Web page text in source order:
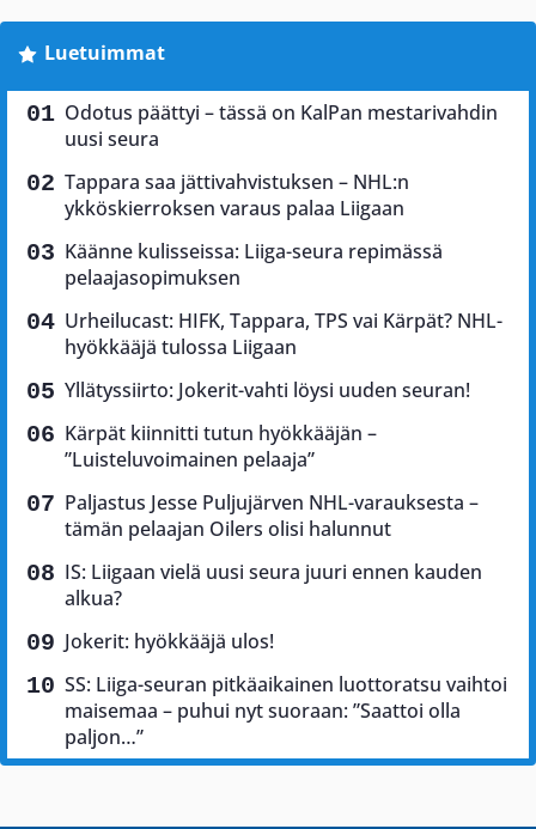
Luetuimmat
Odotus päättyi – tässä on KalPan mestarivahdin
uusi seura
Tappara saa jättivahvistuksen – NHL:n
ykköskierroksen varaus palaa Liigaan
Käänne kulisseissa: Liiga-seura repimässä
pelaajasopimuksen
Urheilucast: HIFK, Tappara, TPS vai Kärpät? NHL-
hyökkääjä tulossa Liigaan
Yllätyssiirto: Jokerit-vahti löysi uuden seuran!
Kärpät kiinnitti tutun hyökkääjän –
”Luisteluvoimainen pelaaja”
Paljastus Jesse Puljujärven NHL-varauksesta –
tämän pelaajan Oilers olisi halunnut
IS: Liigaan vielä uusi seura juuri ennen kauden
alkua?
Jokerit: hyökkääjä ulos!
SS: Liiga-seuran pitkäaikainen luottoratsu vaihtoi
maisemaa – puhui nyt suoraan: ”Saattoi olla
paljon…”